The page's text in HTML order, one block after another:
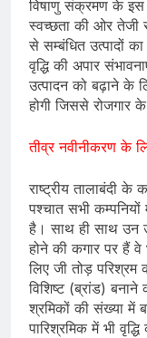
विषाणु संक्रमण के इस
स्वच्छता की ओर तेजी
से सम्बंधित उत्पादों
वृद्धि की अपार
उत्पादन को बढ़ाने के
होगी जिससे रोजगार
तीव्र नवीनीकरण के
राष्ट्रीय तालाबंदी
पश्चात सभी
है। साथ ही साथ उन
होने की कगार पर हैं वे
लिए जी तोड़ परिश्रम
विशिष्ट (ब्रांड)
श्रमिकों की संख्या में
पारिश्रमिक में भी